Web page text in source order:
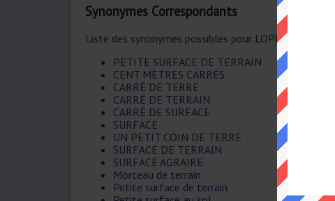
Synonymes Correspondants
Liste des synonymes possibles pour LOPIN DE TERRE.
PETITE SURFACE DE TERRAIN
CENT MÈTRES CARRÉS
CARRÉ DE TERRE
CARRÉ DE TERRAIN
CARRÉ DE SURFACE
SURFACE
UN PETIT COIN DE TERRE
SURFACE DE TERRAIN
SURFACE AGRAIRE
Morceau de terrain
Petite surface de terrain